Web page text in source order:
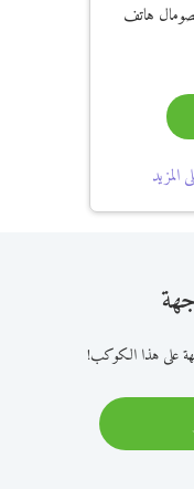
هاتف
على هذا الكوكب!